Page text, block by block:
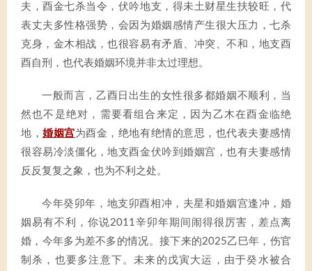
夫，酉金七杀当令，伏吟地支，得未土财星生扶较旺，代
表丈夫多性格强势，会因为婚姻感情产生很大压力，七杀
克身，金木相战，也很容易有矛盾、冲突、不和，地支酉
酉自刑，也代表婚姻环境并非太过理想。
一般而言，乙酉日出生的女性很多都婚姻不顺利，当
然也不是绝对，需要看组合来定，因为乙木在酉金临绝
地，婚姻宫为酉金，绝地有绝情的意思，也代表夫妻感情
很容易冷淡僵化，地支酉金伏吟到婚姻宫，也有夫妻感情
反反复复之象，也为不利之处。
今年癸卯年，地支卯酉相冲，夫星和婚姻宫逢冲，婚
姻易有不利，你说2011辛卯年期间闹得很厉害，差点离
婚，今年多为差不多的情况。接下来的2025乙巳年，伤官
制杀，也要多注意下。未来的戊寅大运，由于癸水被合